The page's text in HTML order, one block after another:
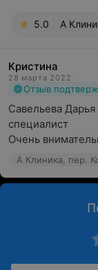
5.0 А
Кристина
28 марта 2022
Отзыв
Савельева
специалист
Очень
А Клиника, пер.